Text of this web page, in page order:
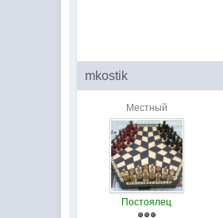
mkostik
Местный
Постоялец